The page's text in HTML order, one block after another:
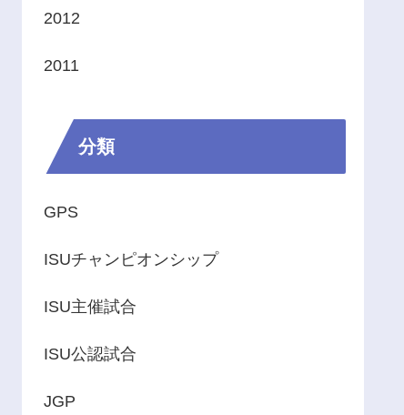
2012
2011
分類
GPS
ISUチャンピオンシップ
ISU主催試合
ISU公認試合
JGP